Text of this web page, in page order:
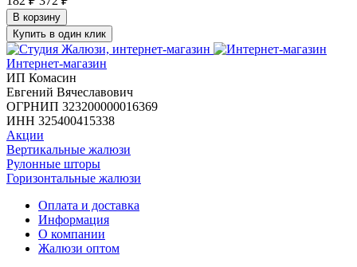
В корзину
Купить в один клик
Интернет-магазин
ИП Комасин
Евгений Вячеславович
ОГРНИП 323200000016369
ИНН 325400415338
Акции
Вертикальные жалюзи
Рулонные шторы
Горизонтальные жалюзи
Оплата и доставка
Информация
О компании
Жалюзи оптом